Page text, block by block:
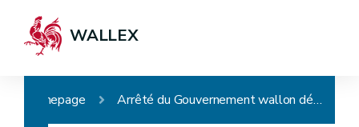
WALLEX
Homepage Arrêté du Gouvernement wallon délimitant les agglomérations et infrastructures devant faire l'objet de cartographies acoustiques